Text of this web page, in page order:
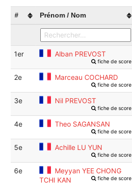
# Prénom / Nom
1er Alban PREVOST
fiche de score
2e Marceau COCHARD
fiche de score
3e Nil PREVOST
fiche de score
4e Theo SAGANSAN
fiche de score
5e Achille LU YUN
fiche de score
6e
Meyyan YEE CHONG
TCHI KAN
fiche de score